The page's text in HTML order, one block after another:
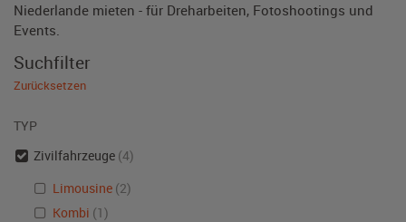
Niederlande mieten - für Dreharbeiten, Fotoshootings und
Events.
Suchfilter
Zurücksetzen
TYP
Zivilfahrzeuge (4)
Limousine (2)
Kombi (1)